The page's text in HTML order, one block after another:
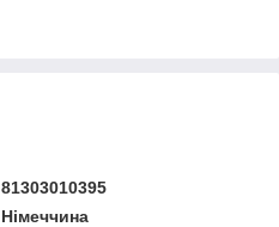
81303010395
Німеччина